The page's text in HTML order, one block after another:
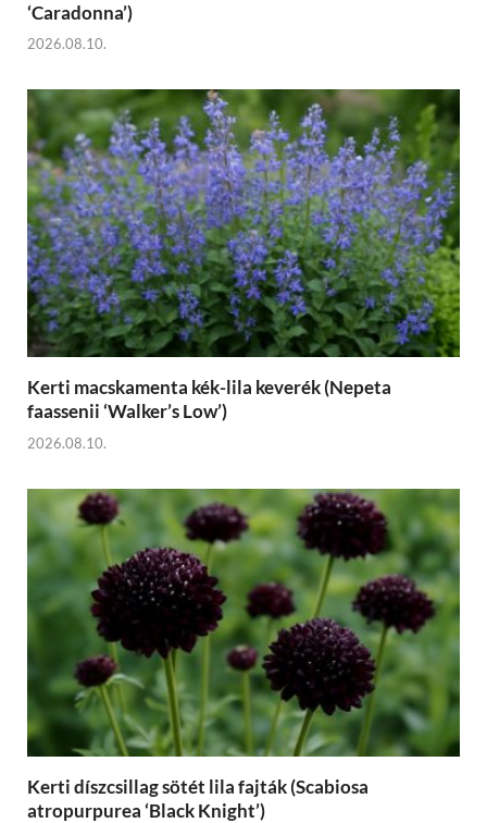
‘Caradonna’)
2026.08.10.
Kerti macskamenta kék-lila keverék (Nepeta
faassenii ‘Walker’s Low’)
2026.08.10.
Kerti díszcsillag sötét lila fajták (Scabiosa
atropurpurea ‘Black Knight’)